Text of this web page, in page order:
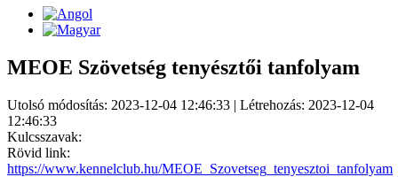
MEOE Szövetség tenyésztői tanfolyam
Utolsó módosítás: 2023-12-04 12:46:33 | Létrehozás: 2023-12-04
12:46:33
Kulcsszavak:
Rövid link:
https://www.kennelclub.hu/MEOE_Szovetseg_tenyesztoi_tanfolyam